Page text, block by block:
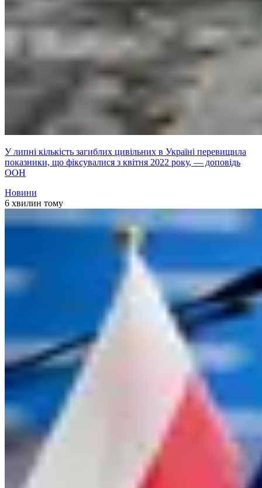
У липні кількість загиблих цивільних в Україні перевищила
показники, що фіксувалися з квітня 2022 року, — доповідь
ООН
Новини
6 хвилин тому